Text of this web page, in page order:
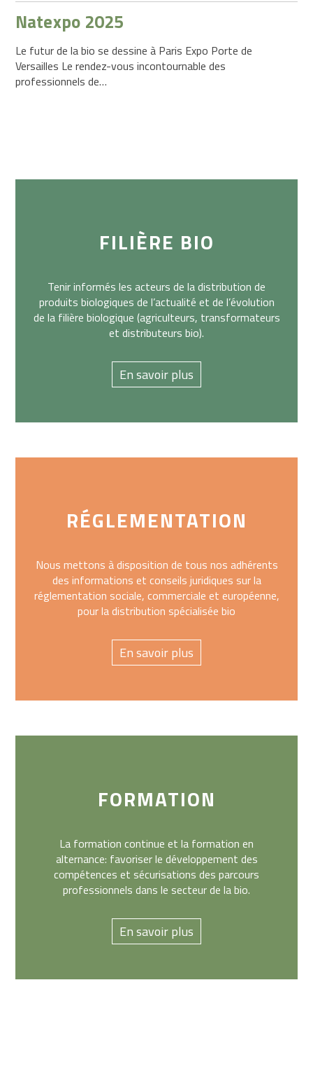
Natexpo 2025
Le futur de la bio se dessine à Paris Expo Porte de
Versailles Le rendez-vous incontournable des
professionnels de…
FILIÈRE BIO
Tenir informés les acteurs de la distribution de
produits biologiques de l’actualité et de l’évolution
de la filière biologique (agriculteurs, transformateurs
et distributeurs bio).
En savoir plus
RÉGLEMENTATION
Nous mettons à disposition de tous nos adhérents
des informations et conseils juridiques sur la
réglementation sociale, commerciale et européenne,
pour la distribution spécialisée bio
En savoir plus
FORMATION
La formation continue et la formation en
alternance: favoriser le développement des
compétences et sécurisations des parcours
professionnels dans le secteur de la bio.
En savoir plus